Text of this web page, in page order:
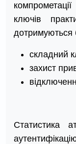
ключів
дотримуються
складний
захист
Статистика